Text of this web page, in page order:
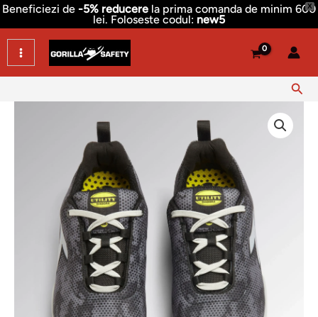
X
Beneficiezi de -5% reducere la prima comanda de minim 600
lei. Foloseste codul: new5
Skip
to
content